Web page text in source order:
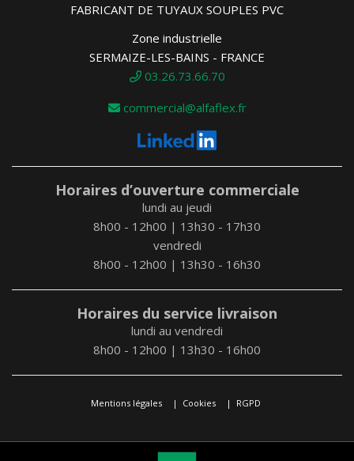
FABRICANT DE TUYAUX SOUPLES PVC
Zone industrielle
SERMAIZE-LES-BAINS - FRANCE
03.26.73.66.70
commercial@alfaflex.fr
Horaires d’ouverture commerciale
lundi au jeudi
8h00 - 12h00 | 13h30 - 17h30
vendredi
8h00 - 12h00 | 13h30 - 16h30
Horaires du service livraison
lundi au vendredi
8h00 - 12h00 | 13h30 - 16h00
Mentions légales Cookies RGPD